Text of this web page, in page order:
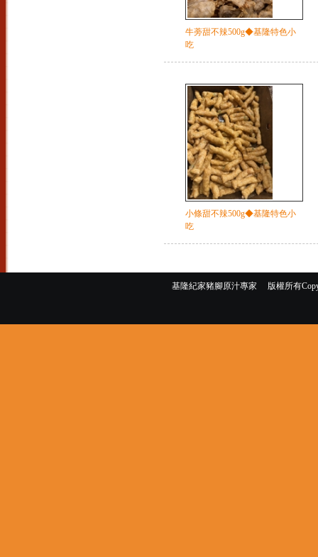
牛蒡甜不辣500g◆基隆特色小
吃
小條甜不辣500g◆基隆特色小
吃
基隆紀家豬腳原汁專家 版權所有